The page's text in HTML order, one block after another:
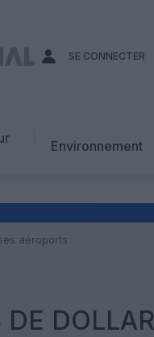
SE CONNECTER
Environnement
aéroports